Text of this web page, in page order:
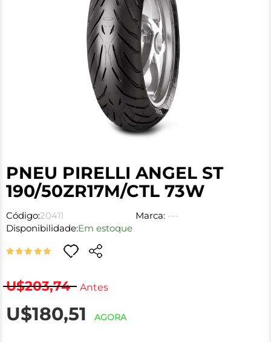
PNEU PIRELLI ANGEL ST
190/50ZR17M/CTL 73W
Código:20411 Marca: ---
Disponibilidade:Em estoque
U$203,74 Antes
U$180,51 AGORA